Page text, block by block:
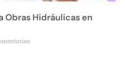
Obras Hidráulicas en